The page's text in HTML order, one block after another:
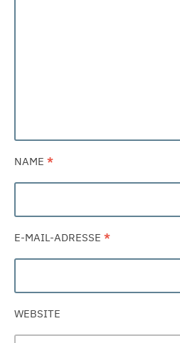
NAME *
E-MAIL-ADRESSE *
WEBSITE